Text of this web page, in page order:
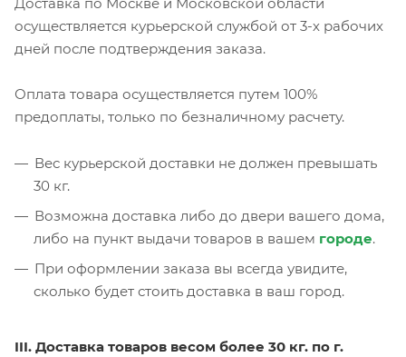
осуществляется курьерской службой от 3-х рабочих
дней после подтверждения заказа.
Оплата товара осуществляется путем 100%
предоплаты, только по безналичному расчету.
Вес курьерской доставки не должен превышать
30 кг.
Возможна доставка либо до двери вашего дома,
либо на пункт выдачи товаров в вашем городе.
При оформлении заказа вы всегда увидите,
сколько будет стоить доставка в ваш город.
III. Доставка товаров весом более 30 кг. по г.